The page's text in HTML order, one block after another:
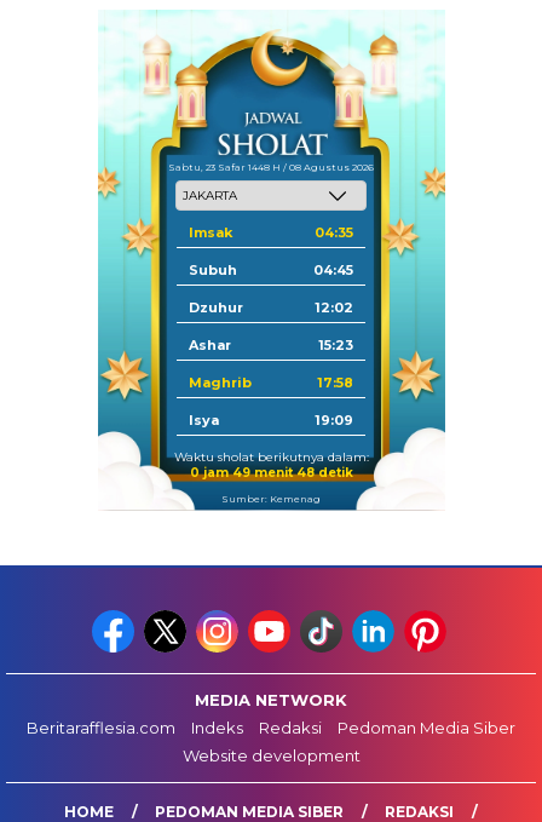
Sabtu, 23 Safar 1448 H / 08 Agustus 2026
Imsak 04:35
Subuh 04:45
Dzuhur 12:02
Ashar 15:23
Maghrib 17:58
Isya 19:09
Waktu sholat berikutnya dalam:
0 jam 49 menit 47 detik
Sumber: Kemenag
MEDIA NETWORK
Beritarafflesia.com
Indeks Redaksi
Pedoman Media Siber
Website development
HOME PEDOMAN MEDIA SIBER
REDAKSI